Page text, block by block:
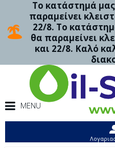
Το κατάστημά
παραμείνει
22/8. Το
θα παραμείνει
και 22/8. Καλό
MENU